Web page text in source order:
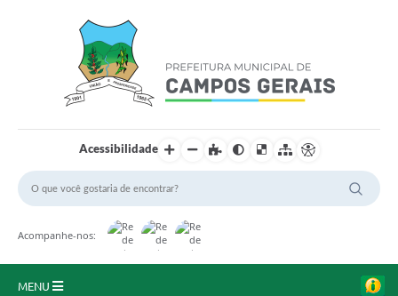
Acessibilidade
Acompanhe-nos:
MENU